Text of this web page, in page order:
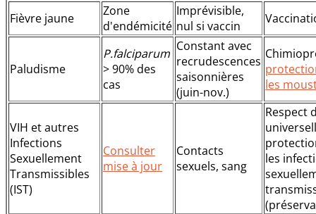
Fièvre jaune
Zone
d'endémicité
Imprévisible,
nul si vaccin
Paludisme
P.falciparum
> 90% des
cas
Constant avec
recrudescences
saisonnières
(juin-nov.)
les
VIH et autres
Infections
Sexuellement
Transmissibles
(IST)
Consulter
mise à jour
Contacts
sexuels, sang
Respect
les